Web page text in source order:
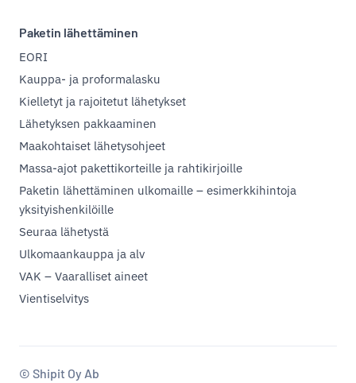
Paketin lähettäminen
EORI
Kauppa- ja proformalasku
Kielletyt ja rajoitetut lähetykset
Lähetyksen pakkaaminen
Maakohtaiset lähetysohjeet
Massa-ajot pakettikorteille ja rahtikirjoille
Paketin lähettäminen ulkomaille – esimerkkihintoja
yksityishenkilöille
Seuraa lähetystä
Ulkomaankauppa ja alv
VAK – Vaaralliset aineet
Vientiselvitys
© Shipit Oy Ab